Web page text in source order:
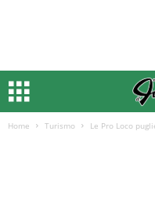
Home Turismo Le Pro Loco